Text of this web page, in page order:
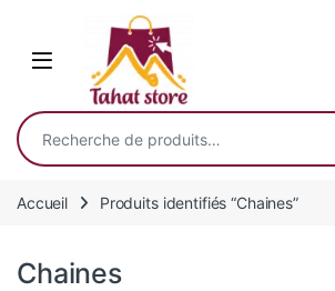
Recherche pour :
Accueil Produits identifiés “Chaines”
Chaines